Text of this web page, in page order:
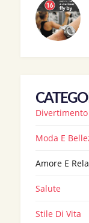
Divertimento
Moda E
Amore E
Salute
Stile Di Vita